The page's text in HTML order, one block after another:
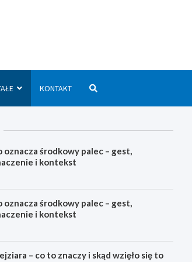
KONTAKT
oznacza środkowy palec – gest,
i kontekst
oznacza środkowy palec – gest,
i kontekst
– co to znaczy i skąd wzięło się to